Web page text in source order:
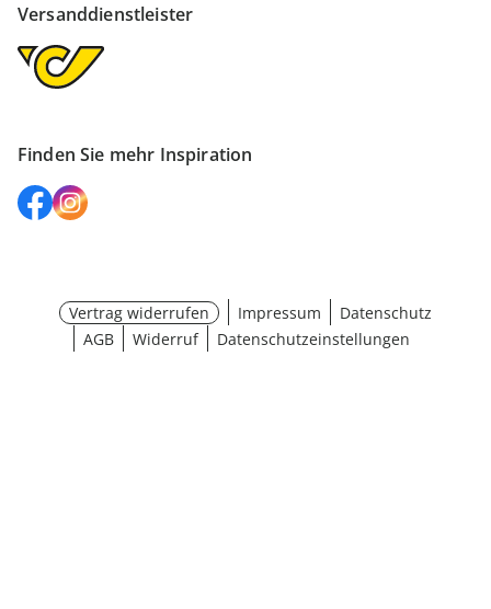
Versanddienstleister
Finden Sie mehr Inspiration
Vertrag widerrufen Impressum
Datenschutz
AGB
Widerruf Datenschutzeinstellungen